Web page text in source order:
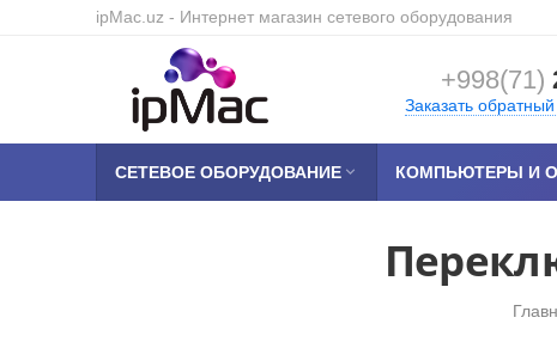
ipMac.uz - Интернет магазин сетевого оборудования
+998(71)
Заказать обратный
СЕТЕВОЕ ОБОРУДОВАНИЕ  КОМПЬЮТЕРЫ И